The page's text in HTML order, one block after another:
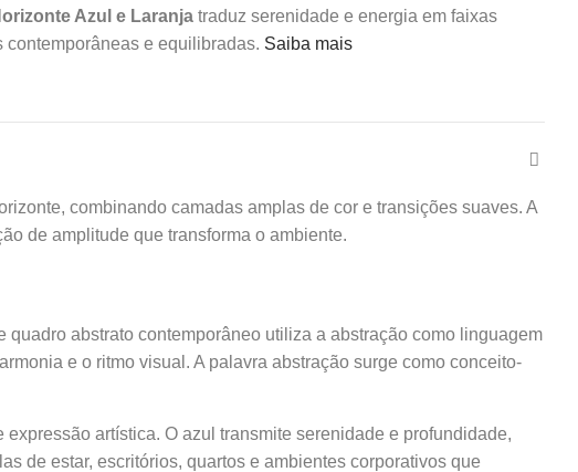
Azul e Laranjatraduz serenidade e energia em faixas
e equilibradas. Saiba mais
combinando camadas amplas de cor e transições suaves. A
de amplitude que transforma o ambiente.
abstrato contemporâneo utiliza a abstração como linguagem
e o ritmo visual. A palavra abstração surge como conceito-
artística. O azul transmite serenidade e profundidade,
de estar, escritórios, quartos e ambientes corporativos que